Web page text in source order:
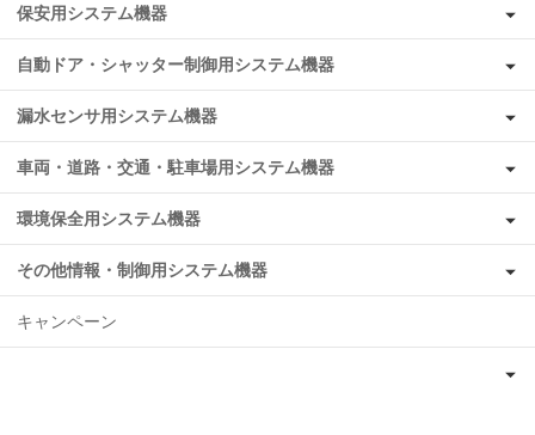
保安用システム機器
自動ドア・シャッター制御用システム機器
漏水センサ用システム機器
車両・道路・交通・駐車場用システム機器
環境保全用システム機器
その他情報・制御用システム機器
キャンペーン